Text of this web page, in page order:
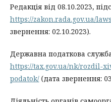
Редакція від 08.10.2023,
https://zakon.rada.gov.ua/
звернення: 02.10.2023).
Державна податкова
https://tax.gov.ua/nk/rozdil-
podatok/ (дата звернення: